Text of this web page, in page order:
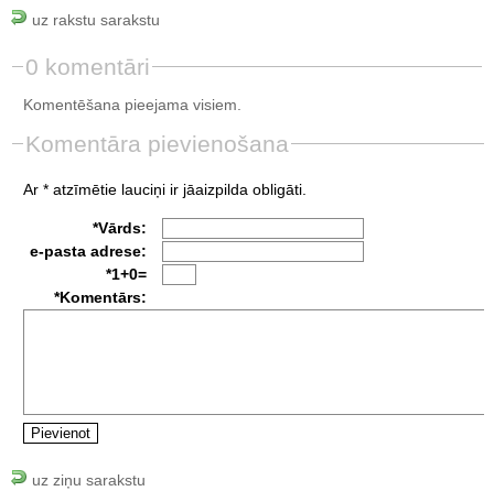
uz rakstu sarakstu
0 komentāri
Komentēšana pieejama visiem.
Komentāra pievienošana
Ar * atzīmētie lauciņi ir jāaizpilda obligāti.
*Vārds:
e-pasta adrese:
*1+0=
*Komentārs:
uz ziņu sarakstu